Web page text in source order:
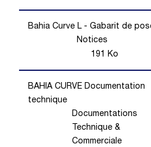
Bahia Curve L - Gabarit de
Notices
191 Ko
BAHIA CURVE Documentation
technique
Documentations
Technique &
Commerciale